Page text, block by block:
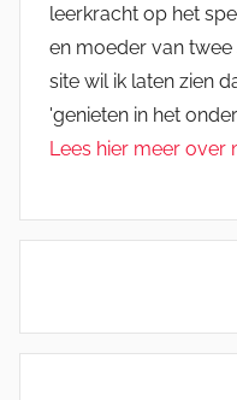
leerkracht op het
en moeder van
site wil ik laten zien
'genieten in het
Lees hier meer over